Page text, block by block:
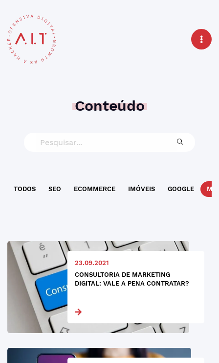
Conteúdo
TODOS SEO ECOMMERCE IMÓVEIS GOOGLE
23.09.2021
CONSULTORIA DE MARKETING
DIGITAL: VALE A PENA CONTRATAR?